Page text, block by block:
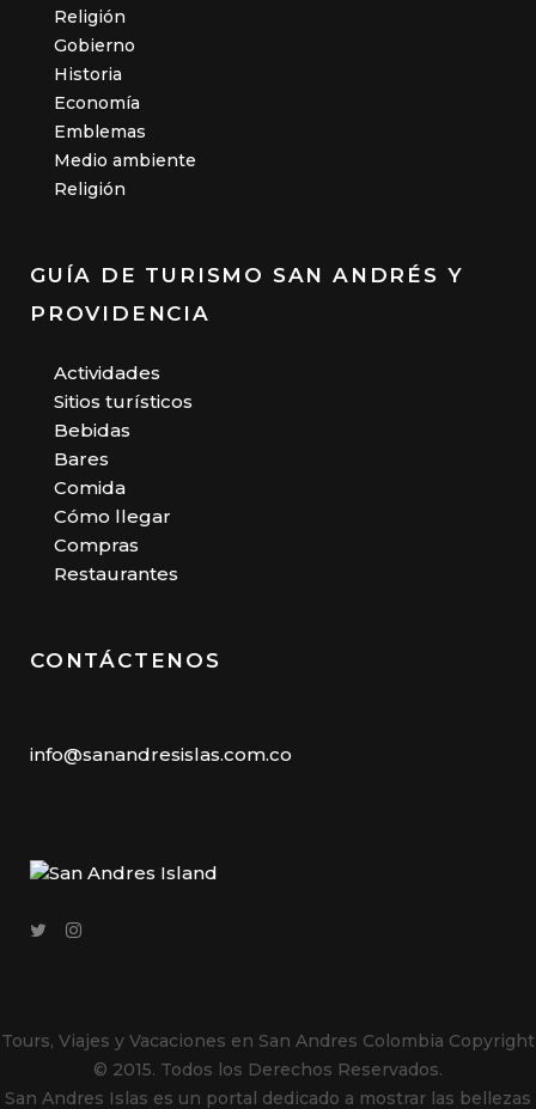
Religión
Gobierno
Historia
Economía
Emblemas
Medio ambiente
Religión
GUÍA DE TURISMO SAN ANDRÉS Y
PROVIDENCIA
Actividades
Sitios turísticos
Bebidas
Bares
Comida
Cómo llegar
Compras
Restaurantes
CONTÁCTENOS
info@sanandresislas.com.co
Tours, Viajes y Vacaciones en San Andres Colombia Copyright
© 2015. Todos los Derechos Reservados.
San Andres Islas es un portal dedicado a mostrar las bellezas